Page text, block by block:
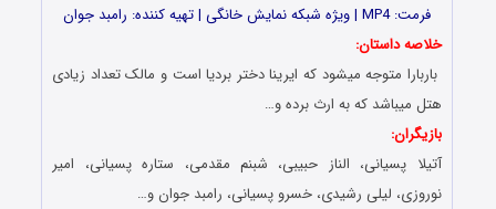
فرمت: MP4 | ویژه شبکه نمایش خانگی | تهیه کننده: رامبد جوان
خلاصه داستان:
باربارا متوجه میشود که ایرینا دختر بردیا است و مالک تعداد زیادی
هتل میباشد که به ارث برده و…
بازیگران:
آتیلا پسیانی، الناز حبیبی، شبنم مقدمی، ستاره پسیانی، امیر
نوروزی، لیلی رشیدی، خسرو پسیانی، رامبد جوان و…